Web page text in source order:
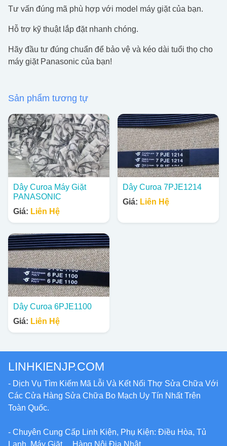
Tư vấn đúng mã phù hợp với model máy giặt của bạn.
Hỗ trợ kỹ thuật lắp đặt nhanh chóng.
Hãy đầu tư đúng chuẩn để bảo vệ và kéo dài tuổi thọ cho
máy giặt Panasonic của bạn!
Sản phẩm tương tự
Dây Curoa Máy Giặt
PANASONIC
Giá: Liên Hệ
Dây Curoa 7PJE1214
Giá: Liên Hệ
Dây Curoa 6PJE1100
Giá: Liên Hệ
LINHKIENJP.COM
- Dịch Vụ Tìm Kiếm Mã Lỗi Và Kết Nối Thợ Sửa Chữa Với
Các Cửa Hàng Sửa Chữa Bo Mạch Uy Tín Nhất Trên
Toàn Quốc.
- Chuyên Cung Cấp Linh Kiện, Phụ Kiện: Điều Hòa, Tủ
Lạnh, Máy Giặt,... Hàng Nội Địa Nhật.